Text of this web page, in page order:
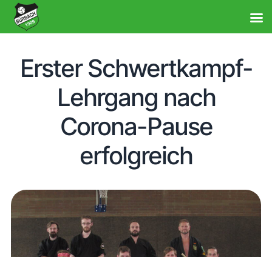
Erster Schwertkampf-
Lehrgang nach
Corona-Pause
erfolgreich